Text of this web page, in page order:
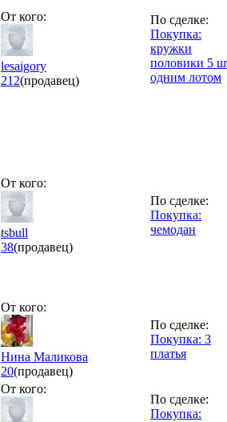
От кого:
lesaigory
212(продавец)
По сделке:
Покупка:
кружки
половики 5
одним лотом
От кого:
tsbull
38(продавец)
По сделке:
Покупка:
чемодан
От кого:
Нина Маликова
20(продавец)
По сделке:
Покупка: 3
платья
От кого:
По сделке:
Покупка: